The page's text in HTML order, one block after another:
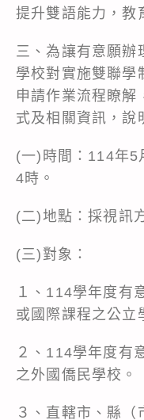
提升雙語能力，教
三、為讓有意願辦
學校對實施雙聯學
申請作業流程瞭解
式及相關資訊，說
(一)時間：114年5
4時。
(二)地點：採視訊
(三)對象：
１、114學年度有
或國際課程之公立
２、114學年度有
之外國僑民學校。
３、直轄市、縣